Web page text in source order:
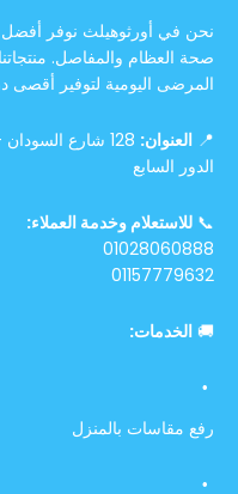
نحن في أورثوهيلث نوفر أفضل
صحة العظام والمفاصل.
المرضى اليومية لتوفير أقصى
📍 العنوان:
128 شارع
الدور السابع
📞 للاستعلام وخدمة العملاء:
01028060888
01157779632
🚚 الخدمات:
رفع مقاسات بالمنزل